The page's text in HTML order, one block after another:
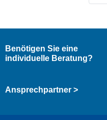
Benötigen Sie eine
individuelle Beratung?
Ansprechpartner >